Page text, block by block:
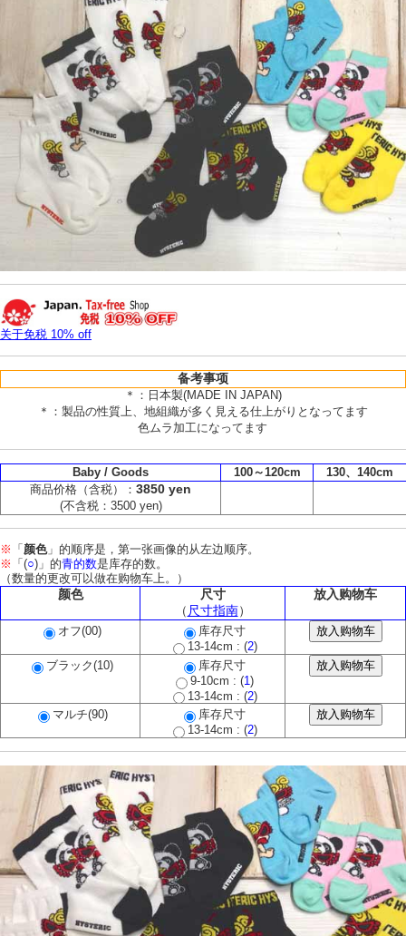
关于免税 10% off
备考事项
＊：日本製(MADE IN JAPAN)
＊：製品の性質上、地組織が多く見える仕上がりとなってます
色ムラ加工になってます
Baby / Goods 100～120cm
130、140cm
商品价格（含税）： 3850 yen
(不含税：3500 yen)
※ 「 颜色」的顺序是，第一张画像的从左边顺序。
※ 「(○)」的青的数是库存的数。
（数量的更改可以做在购物车上。）
颜色
尺寸
（ 尺寸指南）
放入购物车
オフ(00)
库存尺寸
13-14cm : (2)
ブラック(10)
库存尺寸
9-10cm : (1)
13-14cm : (2)
マルチ(90)
库存尺寸
13-14cm : (2)